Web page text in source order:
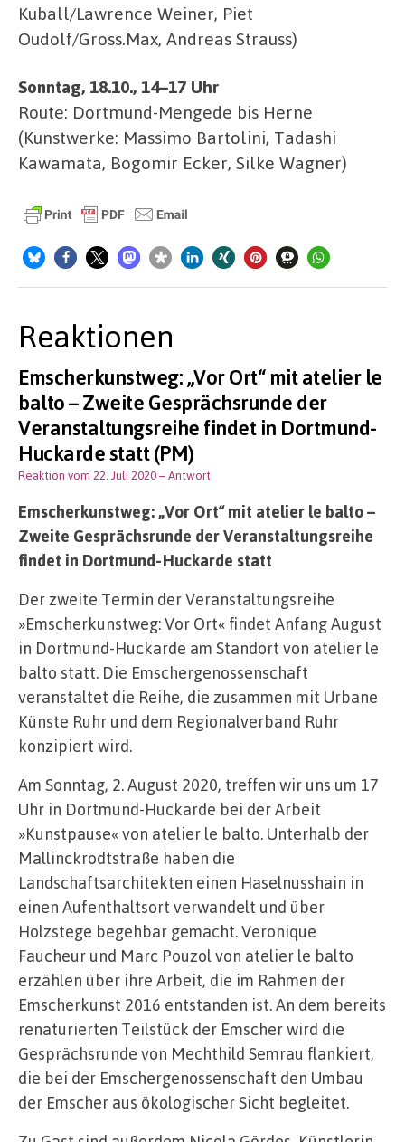
Kuball/Lawrence Weiner, Piet
Oudolf/Gross.Max, Andreas Strauss)
Sonntag, 18.10., 14–17 Uhr
Route: Dortmund-Mengede bis Herne
(Kunstwerke: Massimo Bartolini, Tadashi
Kawamata, Bogomir Ecker, Silke Wagner)
Reaktionen
Emscherkunstweg: „Vor Ort“ mit atelier le
balto – Zweite Gesprächsrunde der
Veranstaltungsreihe findet in Dortmund-
Huckarde statt (PM)
Reaktion vom 22. Juli 2020– Antwort
Emscherkunstweg: „Vor Ort“ mit atelier le balto –
Zweite Gesprächsrunde der Veranstaltungsreihe
findet in Dortmund-Huckarde statt
Der zweite Termin der Veranstaltungsreihe
»Emscherkunstweg: Vor Ort« findet Anfang August
in Dortmund-Huckarde am Standort von atelier le
balto statt. Die Emschergenossenschaft
veranstaltet die Reihe, die zusammen mit Urbane
Künste Ruhr und dem Regionalverband Ruhr
konzipiert wird.
Am Sonntag, 2. August 2020, treffen wir uns um 17
Uhr in Dortmund-Huckarde bei der Arbeit
»Kunstpause« von atelier le balto. Unterhalb der
Mallinckrodtstraße haben die
Landschaftsarchitekten einen Haselnusshain in
einen Aufenthaltsort verwandelt und über
Holzstege begehbar gemacht. Veronique
Faucheur und Marc Pouzol von atelier le balto
erzählen über ihre Arbeit, die im Rahmen der
Emscherkunst 2016 entstanden ist. An dem bereits
renaturierten Teilstück der Emscher wird die
Gesprächsrunde von Mechthild Semrau flankiert,
die bei der Emschergenossenschaft den Umbau
der Emscher aus ökologischer Sicht begleitet.